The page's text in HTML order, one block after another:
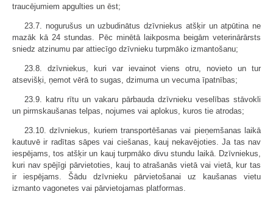
traucējumiem apgulties un ēst;
23.7. nogurušus un uzbudinātus dzīvniekus atšķir un atpūtina ne
mazāk kā 24 stundas. Pēc minētā laikposma beigām veterinārārsts
sniedz atzinumu par attiecīgo dzīvnieku turpmāko izmantošanu;
23.8. dzīvniekus, kuri var ievainot viens otru, novieto un tur
atsevišķi, ņemot vērā to sugas, dzimuma un vecuma īpatnības;
23.9. katru rītu un vakaru pārbauda dzīvnieku veselības stāvokli
un pirmskaušanas telpas, nojumes vai aplokus, kuros tie atrodas;
23.10. dzīvniekus, kuriem transportēšanas vai pieņemšanas laikā
kautuvē ir radītas sāpes vai ciešanas, kauj nekavējoties. Ja tas nav
iespējams, tos atšķir un kauj turpmāko divu stundu laikā. Dzīvniekus,
kuri nav spējīgi pārvietoties, kauj to atrašanās vietā vai vietā, kur tas
ir iespējams. Šādu dzīvnieku pārvietošanai uz kaušanas vietu
izmanto vagonetes vai pārvietojamas platformas.